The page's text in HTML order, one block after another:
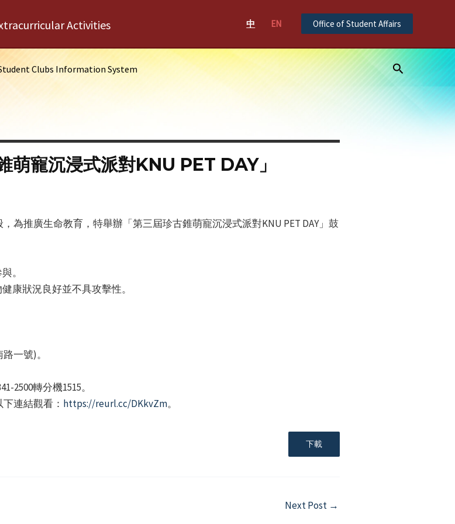
Activities 中 EN Office of Student Affairs
Clubs Information System Search
萌寵沉浸式派對KNU PET DAY」
為推廣生命教育，特舉辦「第三屆珍古錐萌寵沉浸式派對KNU PET DAY」鼓
。
康狀況良好並不具攻擊性。
一號)。
2500轉分機1515。
連結觀看： https://reurl.cc/DKkvZm。
下載
Next Post →